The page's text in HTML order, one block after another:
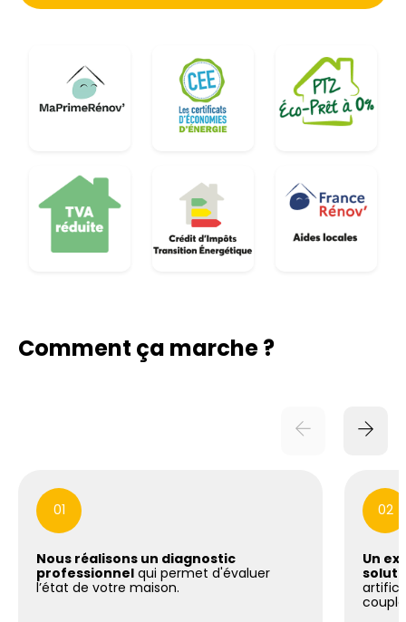
Comment ça marche ?
01
Nous réalisons un diagnostic
professionnel qui permet d'évaluer
l’état de votre maison.
02
Un